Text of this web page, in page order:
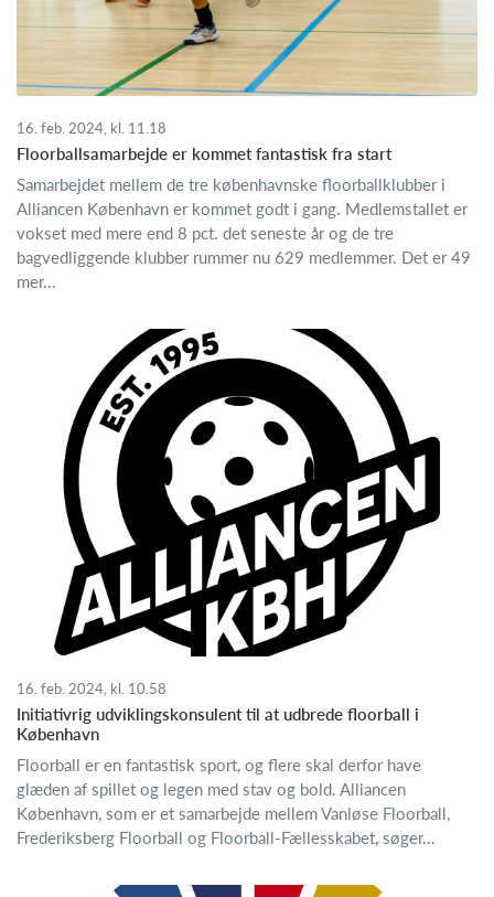
16. feb. 2024, kl. 11.18
Floorballsamarbejde er kommet fantastisk fra start
Samarbejdet mellem de tre københavnske floorballklubber i
Alliancen København er kommet godt i gang. Medlemstallet er
vokset med mere end 8 pct. det seneste år og de tre
bagvedliggende klubber rummer nu 629 medlemmer. Det er 49
mer...
16. feb. 2024, kl. 10.58
Initiativrig udviklingskonsulent til at udbrede floorball i
København
Floorball er en fantastisk sport, og flere skal derfor have
glæden af spillet og legen med stav og bold. Alliancen
København, som er et samarbejde mellem Vanløse Floorball,
Frederiksberg Floorball og Floorball-Fællesskabet, søger...